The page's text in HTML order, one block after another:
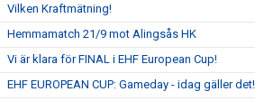
Vilken Kraftmätning!
Hemmamatch 21/9 mot Alingsås HK
Vi är klara för FINAL i EHF European Cup!
EHF EUROPEAN CUP: Gameday - idag gäller det!